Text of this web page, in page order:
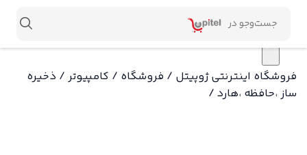
فروشگاه اینترنتی ژوپیتل / فروشگاه / کامپیوتر / ذخیره
ساز ،حافظه ،هارد /
×